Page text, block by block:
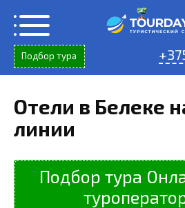
содержанию
Подбор тура
Отели в Белеке
линии
Подбор тура